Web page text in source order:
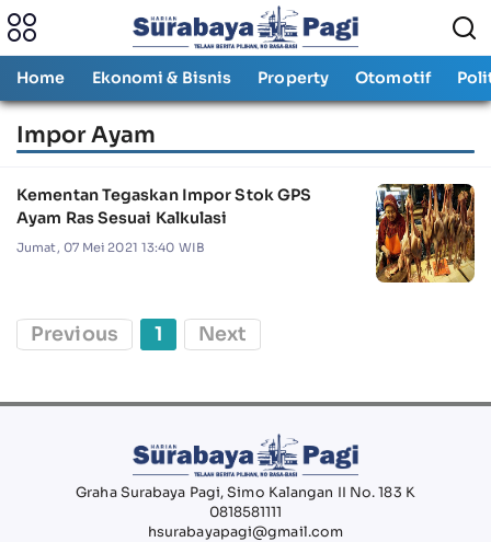
Home Ekonomi & Bisnis Property Otomotif
Impor Ayam
Kementan Tegaskan Impor Stok GPS
Ayam Ras Sesuai Kalkulasi
Jumat, 07 Mei 2021 13:40 WIB
Previous 1 Next
Graha Surabaya Pagi, Simo Kalangan II No. 183 K
0818581111
hsurabayapagi@gmail.com